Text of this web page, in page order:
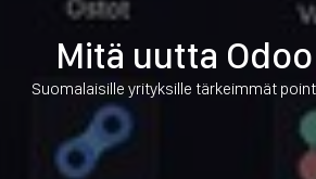
Mitä uutta Odoo
Suomalaisille yrityksille tärkeimmät